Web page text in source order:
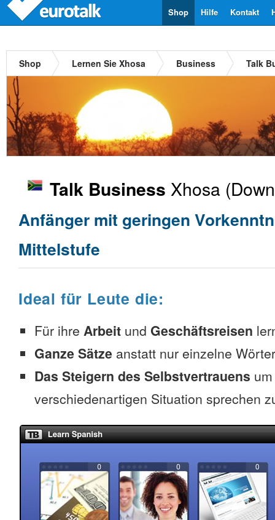
Kontakt
Hilfe
Shop
Shop Lernen Sie Xhosa Business Talk
Talk Business Xhosa
Anfänger mit geringen
Mittelstufe
Ideal für Leute die:
Für ihre Arbeit und Geschäftsreisen
Ganze Sätze anstatt nur einzelne
Das Steigern des Selbstvertrauens
verschiedenartigen Situation sprechen